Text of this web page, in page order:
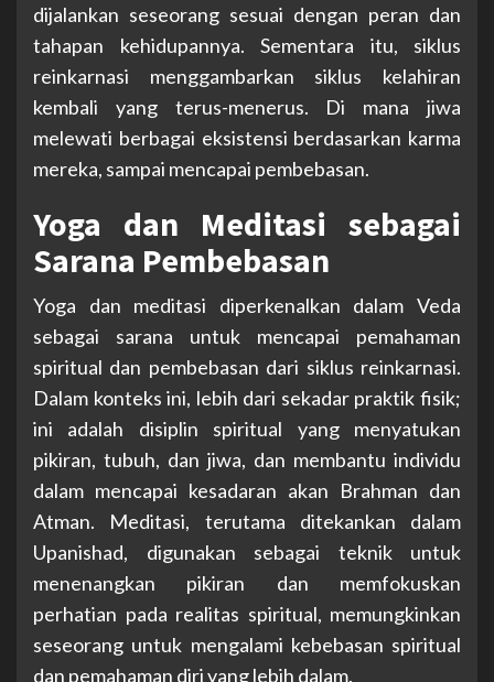
dijalankan seseorang sesuai dengan peran dan
tahapan kehidupannya. Sementara itu, siklus
reinkarnasi menggambarkan siklus kelahiran
kembali yang terus-menerus. Di mana jiwa
melewati berbagai eksistensi berdasarkan karma
mereka, sampai mencapai pembebasan.
Yoga dan Meditasi sebagai
Sarana Pembebasan
Yoga dan meditasi diperkenalkan dalam Veda
sebagai sarana untuk mencapai pemahaman
spiritual dan pembebasan dari siklus reinkarnasi.
Dalam konteks ini, lebih dari sekadar praktik fisik;
ini adalah disiplin spiritual yang menyatukan
pikiran, tubuh, dan jiwa, dan membantu individu
dalam mencapai kesadaran akan Brahman dan
Atman. Meditasi, terutama ditekankan dalam
Upanishad, digunakan sebagai teknik untuk
menenangkan pikiran dan memfokuskan
perhatian pada realitas spiritual, memungkinkan
seseorang untuk mengalami kebebasan spiritual
dan pemahaman diri yang lebih dalam.